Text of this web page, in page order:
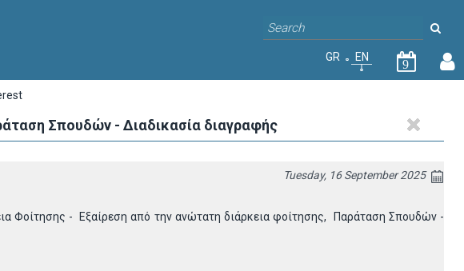
GR EN
9
Σπουδών - Διαδικασία διαγραφής
Tuesday, 16 September 2025
Φοίτησης - Εξαίρεση από την ανώτατη διάρκεια φοίτησης, Παράταση Σπουδών -